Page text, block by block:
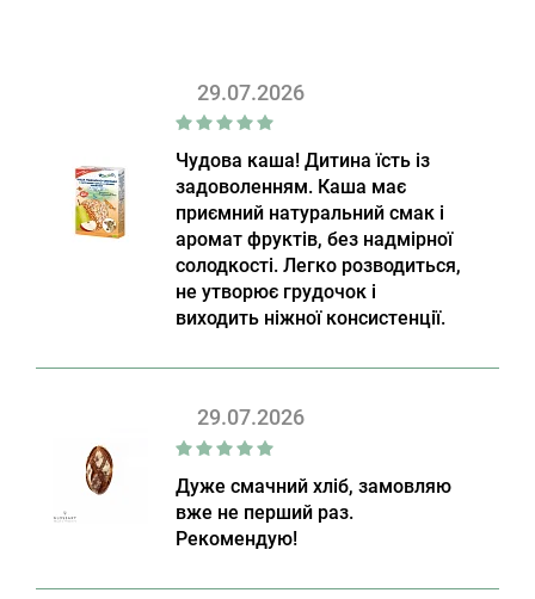
29.07.2026
Чудова каша! Дитина їсть із
задоволенням. Каша має
приємний натуральний смак і
аромат фруктів, без надмірної
солодкості. Легко розводиться,
не утворює грудочок і
виходить ніжної консистенції.
29.07.2026
Дуже смачний хліб, замовляю
вже не перший раз.
Рекомендую!